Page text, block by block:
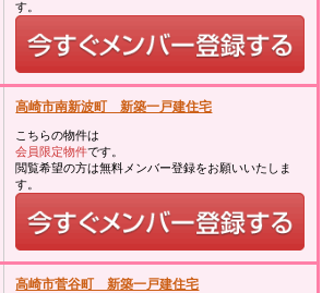
す。
高崎市南新波町 新築一戸建住宅
こちらの物件は
会員限定物件です。
閲覧希望の方は無料メンバー登録をお願いいたしま
す。
高崎市菅谷町 新築一戸建住宅